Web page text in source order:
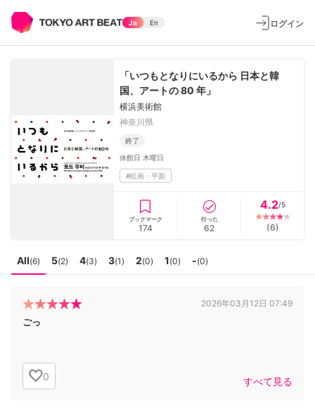
Ja En ログイン
「いつもとなりにいるから 日本と韓
国、アートの 80 年」
横浜美術館
神奈川県
終了
休館日 木曜日
#絵画・平面
ブックマーク
174
行った
62
4.2/5
(6)
All(6) 5(2) 4(3) 3(1) 2(0) 1(0) -(0)
2026年03月12日 07:49
ごっ
0 すべて見る